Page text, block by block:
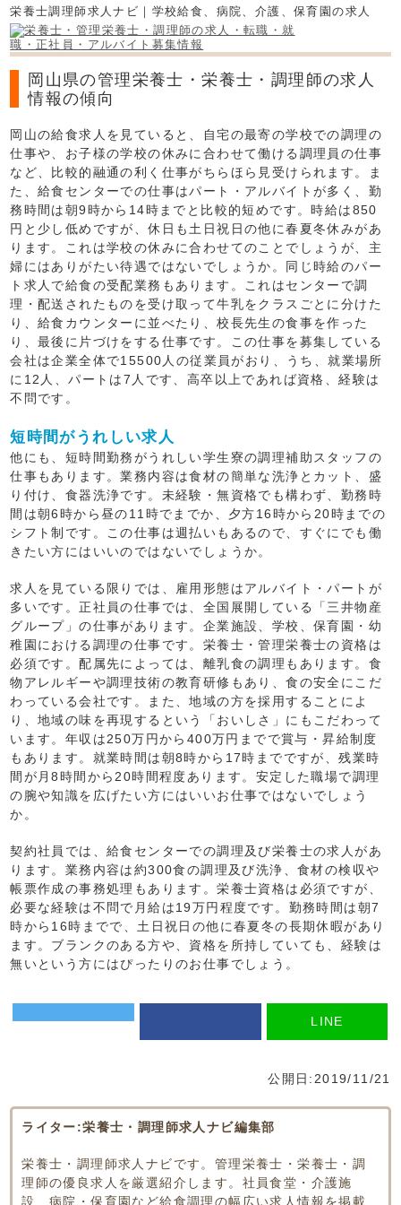
栄養士調理師求人ナビ｜学校給食、病院、介護、保育園の求人
岡山県の管理栄養士・栄養士・調理師の求人
情報の傾向
岡山の給食求人を見ていると、自宅の最寄の学校での調理の
仕事や、お子様の学校の休みに合わせて働ける調理員の仕事
など、比較的融通の利く仕事がちらほら見受けられます。ま
た、給食センターでの仕事はパート・アルバイトが多く、勤
務時間は朝9時から14時までと比較的短めです。時給は850
円と少し低めですが、休日も土日祝日の他に春夏冬休みがあ
ります。これは学校の休みに合わせてのことでしょうが、主
婦にはありがたい待遇ではないでしょうか。同じ時給のパー
ト求人で給食の受配業務もあります。これはセンターで調
理・配送されたものを受け取って牛乳をクラスごとに分けた
り、給食カウンターに並べたり、校長先生の食事を作った
り、最後に片づけをする仕事です。この仕事を募集している
会社は企業全体で15500人の従業員がおり、うち、就業場所
に12人、パートは7人です、高卒以上であれば資格、経験は
不問です。
短時間がうれしい求人
他にも、短時間勤務がうれしい学生寮の調理補助スタッフの
仕事もあります。業務内容は食材の簡単な洗浄とカット、盛
り付け、食器洗浄です。未経験・無資格でも構わず、勤務時
間は朝6時から昼の11時でまでか、夕方16時から20時までの
シフト制です。この仕事は週払いもあるので、すぐにでも働
きたい方にはいいのではないでしょうか。
求人を見ている限りでは、雇用形態はアルバイト・パートが
多いです。正社員の仕事では、全国展開している「三井物産
グループ」の仕事があります。企業施設、学校、保育園・幼
稚園における調理の仕事です。栄養士・管理栄養士の資格は
必須です。配属先によっては、離乳食の調理もあります。食
物アレルギーや調理技術の教育研修もあり、食の安全にこだ
わっている会社です。また、地域の方を採用することによ
り、地域の味を再現するという「おいしさ」にもこだわって
います。年収は250万円から400万円までで賞与・昇給制度
もあります。就業時間は朝8時から17時までですが、残業時
間が月8時間から20時間程度あります。安定した職場で調理
の腕や知識を広げたい方にはいいお仕事ではないでしょう
か。
契約社員では、給食センターでの調理及び栄養士の求人があ
ります。業務内容は約300食の調理及び洗浄、食材の検収や
帳票作成の事務処理もあります。栄養士資格は必須ですが、
必要な経験は不問で月給は19万円程度です。勤務時間は朝7
時から16時までで、土日祝日の他に春夏冬の長期休暇があり
ます。ブランクのある方や、資格を所持していても、経験は
無いという方にはぴったりのお仕事でしょう。
LINE
公開日:2019/11/21
ライター:栄養士・調理師求人ナビ編集部
栄養士・調理師求人ナビです。管理栄養士・栄養士・調
理師の優良求人を厳選紹介します。社員食堂・介護施
設、病院・保育園など給食調理の幅広い求人情報を掲載